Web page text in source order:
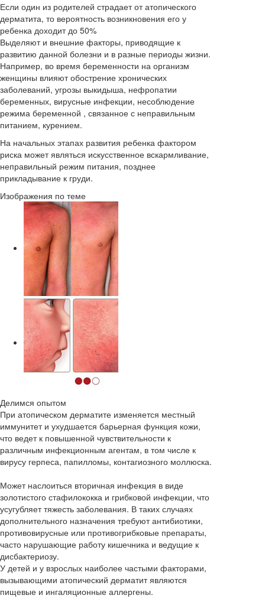
Если один из родителей страдает от атопического
дерматита, то вероятность возникновения его у
ребенка доходит до 50%
Выделяют и внешние факторы, приводящие к
развитию данной болезни и в разные периоды жизни.
Например, во время беременности на организм
женщины влияют обострение хронических
заболеваний, угрозы выкидыша, нефропатии
беременных, вирусные инфекции, несоблюдение
режима беременной , связанное с неправильным
питанием, курением.
На начальных этапах развития ребенка фактором
риска может являться искусственное вскармливание,
неправильный режим питания, позднее
прикладывание к груди.
Изображения по теме
Делимся опытом
При атопическом дерматите изменяется местный
иммунитет и ухудшается барьерная функция кожи,
что ведет к повышенной чувствительности к
различным инфекционным агентам, в том числе к
вирусу герпеса, папилломы, контагиозного моллюска.
Может наслоиться вторичная инфекция в виде
золотистого стафилококка и грибковой инфекции, что
усугубляет тяжесть заболевания. В таких случаях
дополнительного назначения требуют антибиотики,
противовирусные или противогрибковые препараты,
часто нарушающие работу кишечника и ведущие к
дисбактериозу.
У детей и у взрослых наиболее частыми факторами,
вызывающими атопический дерматит являются
пищевые и ингаляционные аллергены.